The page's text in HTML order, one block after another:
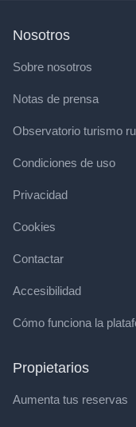
Nosotros
Sobre nosotros
Notas de prensa
Observatorio turismo
Condiciones de uso
Privacidad
Cookies
Contactar
Accesibilidad
Cómo funciona la
Propietarios
Aumenta tus reservas